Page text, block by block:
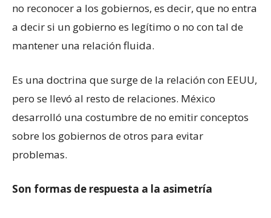
no reconocer a los gobiernos, es decir, que no entra
a decir si un gobierno es legítimo o no con tal de
mantener una relación fluida.
Es una doctrina que surge de la relación con EEUU,
pero se llevó al resto de relaciones. México
desarrolló una costumbre de no emitir conceptos
sobre los gobiernos de otros para evitar
problemas.
Son formas de respuesta a la asimetría